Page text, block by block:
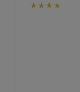
★★★★